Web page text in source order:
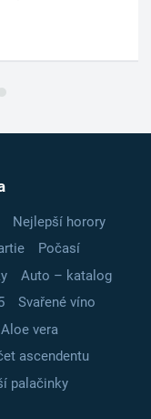
Nejlepší horory
Počasí
Auto – katalog
Svařené víno
Aloe vera
ascendentu
palačinky